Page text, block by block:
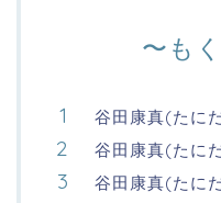
〜も
谷田康真(たに
谷田康真(たに
谷田康真(たに